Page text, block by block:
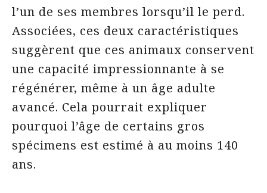
l’un de ses membres lorsqu’il le perd.
Associées, ces deux caractéristiques
suggèrent que ces animaux conservent
une capacité impressionnante à se
régénérer, même à un âge adulte
avancé. Cela pourrait expliquer
pourquoi l’âge de certains gros
spécimens est estimé à au moins 140
ans.